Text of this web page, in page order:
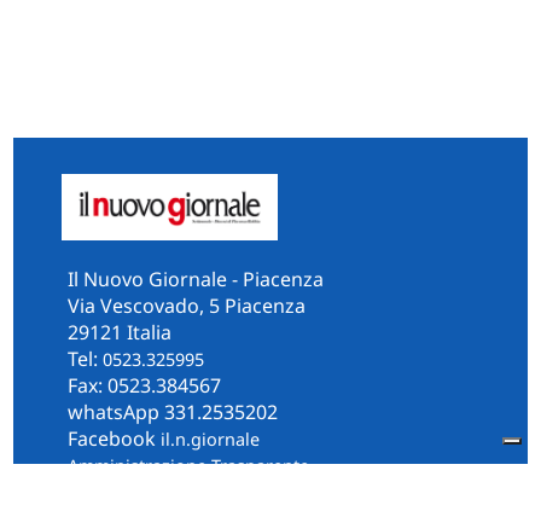
Il Nuovo Giornale - Piacenza
Via Vescovado, 5 Piacenza
29121 Italia
Tel: 0523.325995
Fax: 0523.384567
whatsApp 331.2535202
Facebook il.n.giornale
Amministrazione Trasparente